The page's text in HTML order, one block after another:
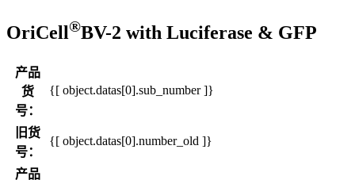
OriCell®BV-2 with Luciferase & GFP
产品
货
号：
{[ object.datas[0].sub_number ]}
旧货
号：
{[ object.datas[0].number_old ]}
产品